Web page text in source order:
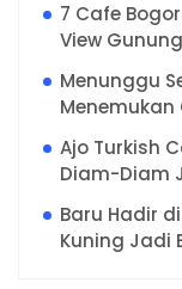
7 Cafe
View
Menunggu
Menemukan
Ajo Turkish
Diam-Diam
Baru Hadir
Kuning Jadi